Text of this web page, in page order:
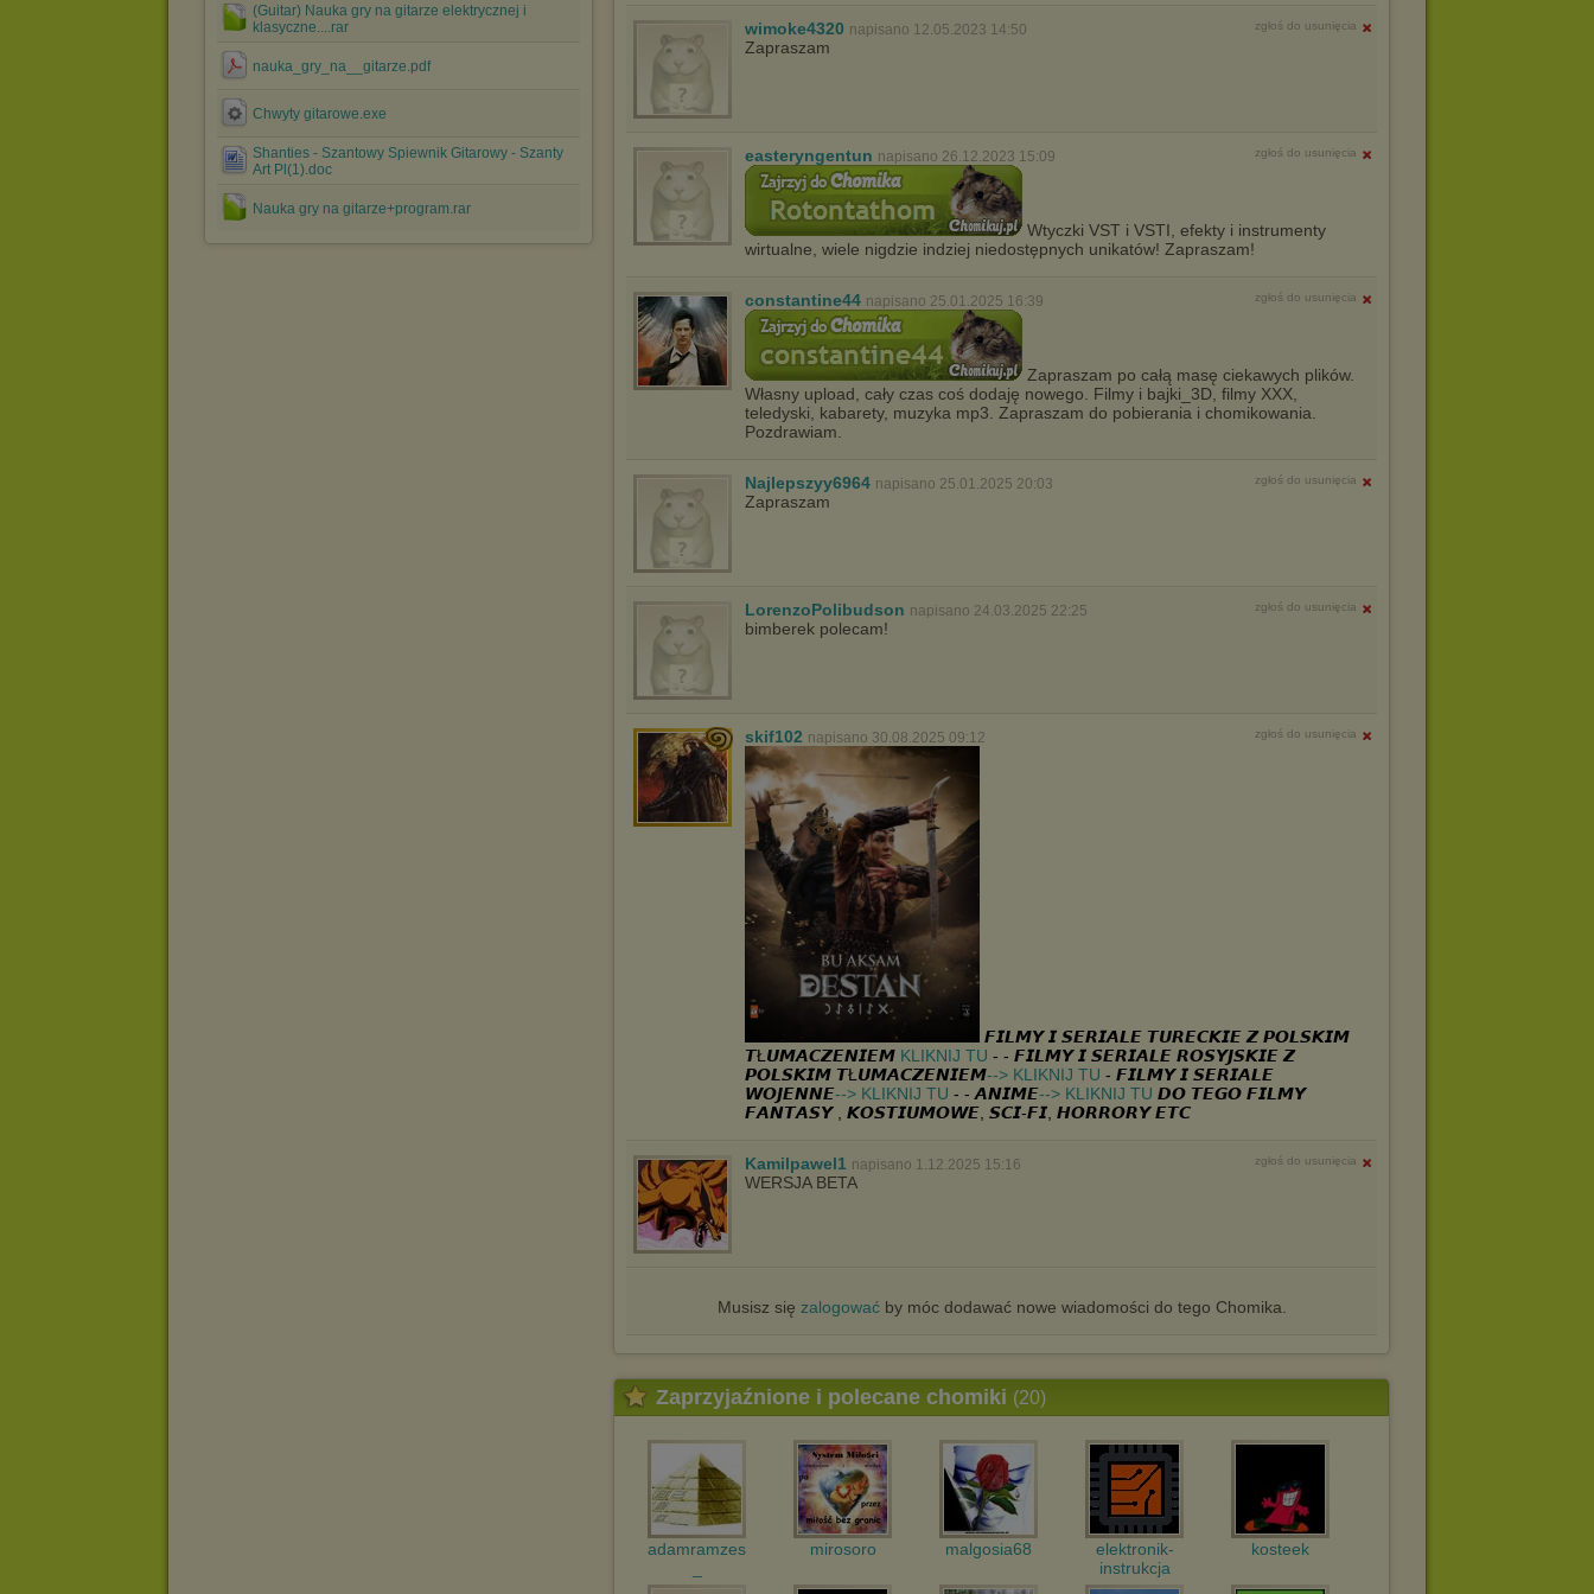
Wyrażenie sprzeciwu spowoduje, że wyświetlana Ci reklama nie
będzie dopasowana do Twoich preferencji, a będzie to reklama
wyświetlona przypadkowo.
Istnieje możliwość zmiany ustawień przeglądarki internetowej w
urządzeniu końcowym. Można również usunąć pliki cookies,
dokonując odpowiednich zmian w ustawieniach przeglądarki
Pełną informację na ten temat znajdziesz pod adresem
http://chomikuj.pl/PolitykaPrywatnosci.aspx.
(Guitar) Nauka gry na gitarze elektrycznej i
klasyczne....rar
nauka_gry_na__gitarze.pdf
Chwyty gitarowe.exe
Shanties - Szantowy Spiewnik Gitarowy - Szanty
Art Pl(1).doc
Nauka gry na gitarze+program.rar
wimoke4320 napisano 12.05.2023 14:50 zgłoś do usunięcia
Zapraszam
easteryngentun napisano 26.12.2023 15:09 zgłoś do usunięcia
Wtyczki VST i VSTI, efekty i instrumenty
wirtualne, wiele nigdzie indziej niedostępnych unikatów! Zapraszam!
constantine44 napisano 25.01.2025 16:39 zgłoś do usunięcia
Zapraszam po całą masę ciekawych plików.
Własny upload, cały czas coś dodaję nowego. Filmy i bajki_3D, filmy XXX,
teledyski, kabarety, muzyka mp3. Zapraszam do pobierania i chomikowania.
Pozdrawiam.
Najlepszyy6964 napisano 25.01.2025 20:03 zgłoś do usunięcia
Zapraszam
LorenzoPolibudson napisano 24.03.2025 22:25 zgłoś do usunięcia
bimberek polecam!
skif102 napisano 30.08.2025 09:12 zgłoś do usunięcia
𝙁𝙄𝙇𝙈𝙔 𝙄 𝙎𝙀𝙍𝙄𝘼𝙇𝙀 𝙏𝙐𝙍𝙀𝘾𝙆𝙄𝙀 𝙕 𝙋𝙊𝙇𝙎𝙆𝙄𝙈
𝙏Ł𝙐𝙈𝘼𝘾𝙕𝙀𝙉𝙄𝙀𝙈 KLIKNIJ TU - - 𝙁𝙄𝙇𝙈𝙔 𝙄 𝙎𝙀𝙍𝙄𝘼𝙇𝙀 𝙍𝙊𝙎𝙔𝙅𝙎𝙆𝙄𝙀 𝙕
𝙋𝙊𝙇𝙎𝙆𝙄𝙈 𝙏Ł𝙐𝙈𝘼𝘾𝙕𝙀𝙉𝙄𝙀𝙈--> KLIKNIJ TU - 𝙁𝙄𝙇𝙈𝙔 𝙄 𝙎𝙀𝙍𝙄𝘼𝙇𝙀
𝙒𝙊𝙅𝙀𝙉𝙉𝙀--> KLIKNIJ TU - - 𝘼𝙉𝙄𝙈𝙀--> KLIKNIJ TU 𝘿𝙊 𝙏𝙀𝙂𝙊 𝙁𝙄𝙇𝙈𝙔
𝙁𝘼𝙉𝙏𝘼𝙎𝙔 , 𝙆𝙊𝙎𝙏𝙄𝙐𝙈𝙊𝙒𝙀, 𝙎𝘾𝙄-𝙁𝙄, 𝙃𝙊𝙍𝙍𝙊𝙍𝙔 𝙀𝙏𝘾
Kamilpawel1 napisano 1.12.2025 15:16 zgłoś do usunięcia
WERSJA BETA
Musisz się zalogowaćby móc dodawać nowe wiadomości do tego Chomika.
Zaprzyjaźnione i polecane chomiki (20)
adamramzes
mirosoro malgosia68
elektronik-
instrukcja
kosteek